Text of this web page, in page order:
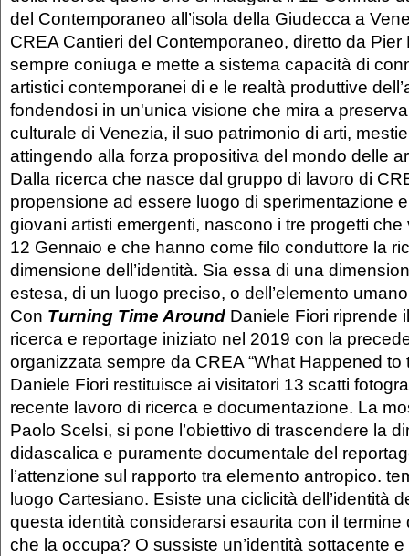
del Contemporaneo all’isola della Giudecca a
CREA Cantieri del Contemporaneo, diretto da Pier
sempre coniuga e mette a sistema capacità di
artistici contemporanei di e le realtà produttive
fondendosi in un'unica visione che mira a
culturale di Venezia, il suo patrimonio di arti,
attingendo alla forza propositiva del mondo delle
Dalla ricerca che nasce dal gruppo di lavoro di
propensione ad essere luogo di sperimentazione
giovani artisti emergenti, nascono i tre progetti
12 Gennaio e che hanno come filo conduttore la
dimensione dell’identità. Sia essa di una
estesa, di un luogo preciso, o dell’elemento
Con Turning Time Around Daniele Fiori riprende
ricerca e reportage iniziato nel 2019 con la
organizzata sempre da CREA “What Happened to
Daniele Fiori restituisce ai visitatori 13 scatti
recente lavoro di ricerca e documentazione. La
Paolo Scelsi, si pone l’obiettivo di trascendere la
didascalica e puramente documentale del
l’attenzione sul rapporto tra elemento antropico.
luogo Cartesiano. Esiste una ciclicità dell’identità
questa identità considerarsi esaurita con il termine
che la occupa? O sussiste un’identità sottacente